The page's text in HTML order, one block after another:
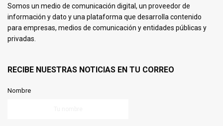
Somos un medio de comunicación digital, un proveedor de
información y dato y una plataforma que desarrolla contenido
para empresas, medios de comunicación y entidades públicas y
privadas.
RECIBE NUESTRAS NOTICIAS EN TU CORREO
Nombre